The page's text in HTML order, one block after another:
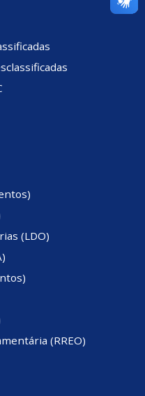
(LDO)
(RREO)